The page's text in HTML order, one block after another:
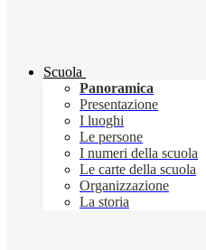
Scuola
Panoramica
Presentazione
I luoghi
Le persone
I numeri della scuola
Le carte della scuola
Organizzazione
La storia